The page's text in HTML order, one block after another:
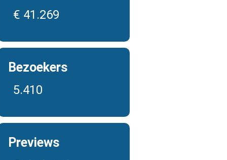
€ 41.269
Bezoekers
5.410
Previews